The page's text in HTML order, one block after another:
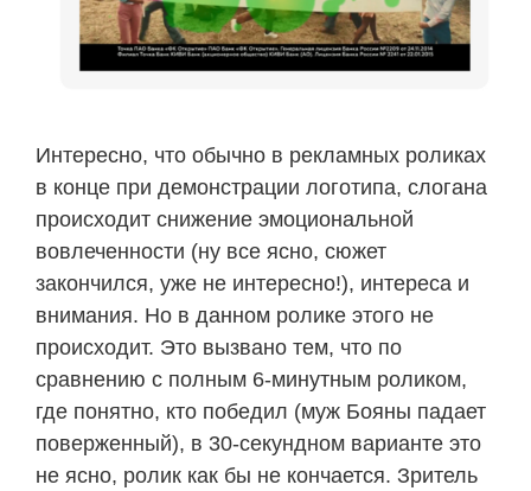
Интересно, что обычно в рекламных роликах
в конце при демонстрации логотипа, слогана
происходит снижение эмоциональной
вовлеченности (ну все ясно, сюжет
закончился, уже не интересно!), интереса и
внимания. Но в данном ролике этого не
происходит. Это вызвано тем, что по
сравнению с полным 6-минутным роликом,
где понятно, кто победил (муж Бояны падает
поверженный), в 30-секундном варианте это
не ясно, ролик как бы не кончается. Зритель